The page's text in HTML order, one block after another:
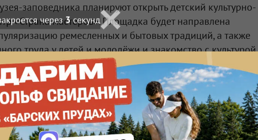
заповедника планируют открыть детский культурно-
«Страна мастеров». Площадка будет направлена
ремесленных и бытовых традиций, а также
труда у детей и молодёжи и знакомство с культурой
Сибирской» уже проходят крупные культурные
мужских ремёсел в рамках фестиваля
а также народные календарные праздники —
Троица, Спасы и Покров казачий.
через2секунд